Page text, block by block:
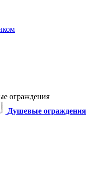
ограждения
Душевые ограждения